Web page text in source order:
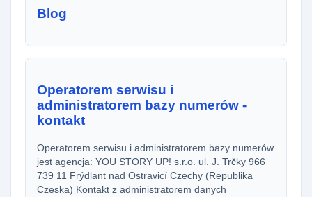
Blog
Operatorem serwisu i
administratorem bazy numerów -
kontakt
Operatorem serwisu i administratorem bazy numerów
jest agencja: YOU STORY UP! s.r.o. ul. J. Trčky 966
739 11 Frýdlant nad Ostravicí Czechy (Republika
Czeska) Kontakt z administratorem danych